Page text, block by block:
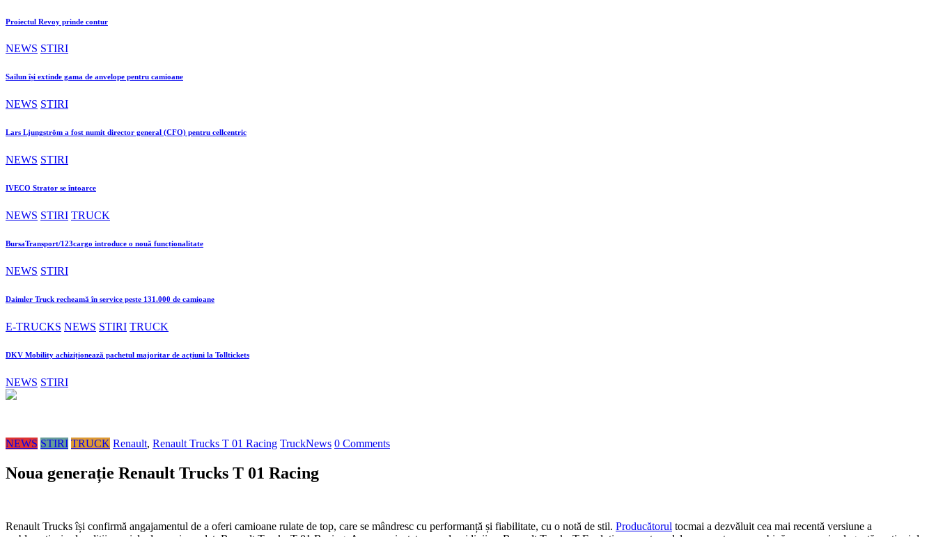
Proiectul Revoy prinde contur
NEWS STIRI
Sailun își extinde gama de anvelope pentru camioane
NEWS STIRI
Lars Ljungström a fost numit director general (CFO) pentru cellcentric
NEWS STIRI
IVECO Strator se întoarce
NEWS STIRI TRUCK
BursaTransport/123cargo introduce o nouă funcționalitate
NEWS STIRI
Daimler Truck recheamă în service peste 131.000 de camioane
E-TRUCKS NEWS STIRI TRUCK
DKV Mobility achiziționează pachetul majoritar de acțiuni la Tolltickets
NEWS STIRI
NEWS STIRI TRUCK Renault, Renault Trucks T 01 Racing TruckNews 0 Comments
Noua generație Renault Trucks T 01 Racing
Renault Trucks își confirmă angajamentul de a oferi camioane rulate de top, care se mândresc cu performanță și fiabilitate, cu o notă de stil. Producătorul tocmai a dezvăluit cea mai recentă versiune a